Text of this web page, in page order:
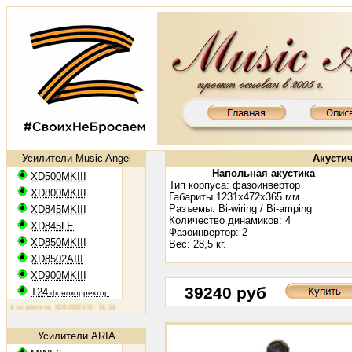
Усилители Music Angel
XD500MKIII
XD800MKIII
XD845MKIII
XD845LE
XD850MKIII
XD8502AIII
XD900MKIII
T24 фонокорректор
усилитель XD500MKIII: EL34, 2х50 Вт Ламповый усилитель XD800MKIII: KT88, 2х65 ВтЛамповый
Усилители ARIA
Напольная акустика
Тип корпуса: фазоинвертор
Габариты 1231х472х365 мм.
Разъемы: Bi-wiring / Bi-amping
Количество динамиков: 4
Фазоинвертор: 2
Вес: 28,5 кг.
39240 руб